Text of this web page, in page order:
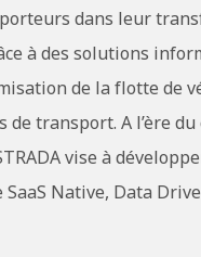
dans leur
à des solutions
de la flotte de
de transport. A l’ère du
vise à
Native, Data